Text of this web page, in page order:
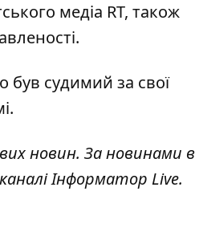
медіа RT, також
був судимий за свої
.
новин. За новинами в
Інформатор Live.